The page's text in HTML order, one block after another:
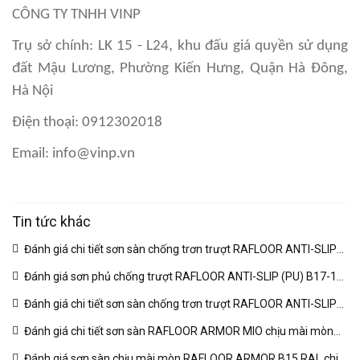
CÔNG TY TNHH VINP
Trụ sở chính: LK 15 - L24, khu đấu giá quyền sử dụng
đất Mậu Lương, Phường Kiến Hưng, Quận Hà Đông,
Hà Nội
Điện thoại: 0912302018
Email: info@vinp.vn
Tin tức khác
Đánh giá chi tiết sơn sàn chống trơn trượt RAFLOOR ANTI-SLIP
MIO B18 RAL | VINP
(04/03/2026)
Đánh giá sơn phủ chống trượt RAFLOOR ANTI-SLIP (PU) B17-1
RAL chuyên sâu | VINP
(04/03/2026)
Đánh giá chi tiết sơn sàn chống trơn trượt RAFLOOR ANTI-SLIP
B17 RAL | VINP
Đánh giá chi tiết sơn sàn RAFLOOR ARMOR MIO chịu mài mòn